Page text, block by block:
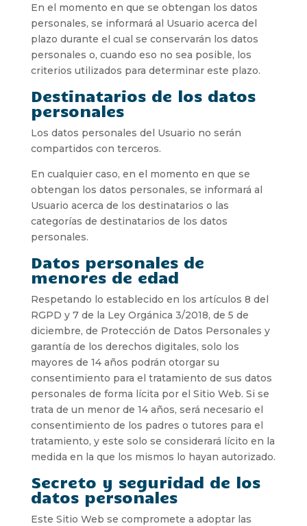
En el momento en que se obtengan los datos
personales, se informará al Usuario acerca del
plazo durante el cual se conservarán los datos
personales o, cuando eso no sea posible, los
criterios utilizados para determinar este plazo.
Destinatarios de los datos
personales
Los datos personales del Usuario no serán
compartidos con terceros.
En cualquier caso, en el momento en que se
obtengan los datos personales, se informará al
Usuario acerca de los destinatarios o las
categorías de destinatarios de los datos
personales.
Datos personales de
menores de edad
Respetando lo establecido en los artículos 8 del
RGPD y 7 de la Ley Orgánica 3/2018, de 5 de
diciembre, de Protección de Datos Personales y
garantía de los derechos digitales, solo los
mayores de 14 años podrán otorgar su
consentimiento para el tratamiento de sus datos
personales de forma lícita por el Sitio Web. Si se
trata de un menor de 14 años, será necesario el
consentimiento de los padres o tutores para el
tratamiento, y este solo se considerará lícito en la
medida en la que los mismos lo hayan autorizado.
Secreto y seguridad de los
datos personales
Este Sitio Web se compromete a adoptar las